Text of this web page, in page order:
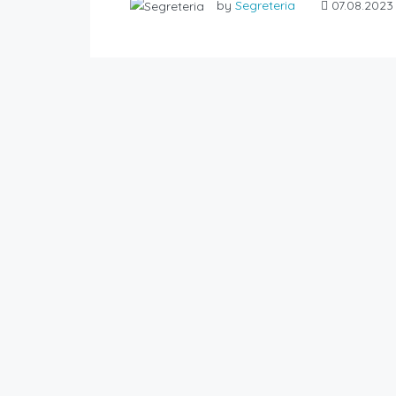
by Segreteria 07.08.2023